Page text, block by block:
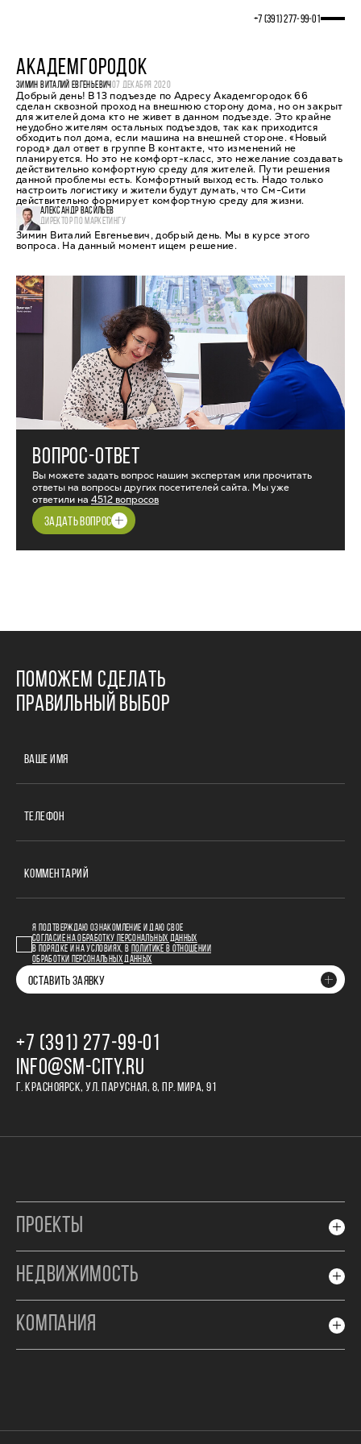
+7 (391) 277‒99‒01
АКАДЕМГОРОДОК
ЗИМИН ВИТАЛИЙ ЕВГЕНЬЕВИЧ07 ДЕКАБРЯ 2020
Добрый день! В 13 подъезде по Адресу Академгородок 66
сделан сквозной проход на внешнюю сторону дома, но он закрыт
для жителей дома кто не живет в данном подъезде. Это крайне
неудобно жителям остальных подъездов, так как приходится
обходить пол дома, если машина на внешней стороне. «Новый
город» дал ответ в группе В контакте, что изменений не
планируется. Но это не комфорт-класс, это нежелание создавать
действительно комфортную среду для жителей. Пути решения
данной проблемы есть. Комфортный выход есть. Надо только
настроить логистику и жители будут думать, что См-Сити
действительно формирует комфортную среду для жизни.
АЛЕКСАНДР ВАСИЛЬЕВ
ДИРЕКТОР ПО МАРКЕТИНГУ
Зимин Виталий Евгеньевич, добрый день. Мы в курсе этого
вопроса. На данный момент ищем решение.
ВОПРОС-ОТВЕТ
Вы можете задать вопрос нашим экспертам или прочитать
ответы на вопросы других посетителей сайта. Мы уже
ответили на 4512 вопросов
ЗАДАТЬ ВОПРОС
ПОМОЖЕМ СДЕЛАТЬ
ПРАВИЛЬНЫЙ ВЫБОР
ВАШЕ ИМЯ
ТЕЛЕФОН
КОММЕНТАРИЙ
Я ПОДТВЕРЖДАЮ ОЗНАКОМЛЕНИЕ И ДАЮ СВОЕ
СОГЛАСИЕ НА ОБРАБОТКУ ПЕРСОНАЛЬНЫХ ДАННЫХ
В ПОРЯДКЕ И НА УСЛОВИЯХ, В
ПОЛИТИКЕ В ОТНОШЕНИИ
ОБРАБОТКИ ПЕРСОНАЛЬНЫХ ДАННЫХ
ОСТАВИТЬ ЗАЯВКУ
+7 (391) 277‒99‒01
INFO@SM-CITY.RU
Г. КРАСНОЯРСК, УЛ. ПАРУСНАЯ, 8, ПР. МИРА, 91
ПРОЕКТЫ
НЕДВИЖИМОСТЬ
КОМПАНИЯ